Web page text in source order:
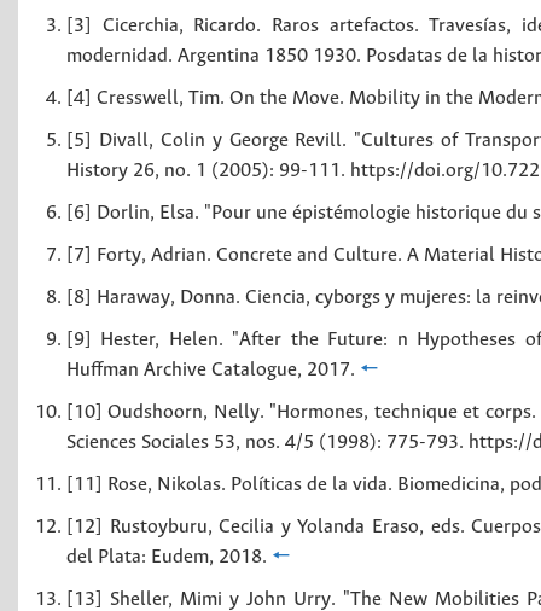
[3] Cicerchia, Ricardo. Raros artefactos.
modernidad. Argentina 1850 1930. Posdatas de la
[4] Cresswell, Tim. On the Move. Mobility in the
[5] Divall, Colin y George Revill. "Cultures of
History 26, no. 1 (2005): 99-111. https://doi.org/
[6] Dorlin, Elsa. "Pour une épistémologie historique du
[7] Forty, Adrian. Concrete and Culture. A Material
[8] Haraway, Donna. Ciencia, cyborgs y mujeres: la
[9] Hester, Helen. "After the Future: n Hypotheses
Huffman Archive Catalogue, 2017. 🠔
[10] Oudshoorn, Nelly. "Hormones, technique et
Sciences Sociales 53, nos. 4/5 (1998): 775-793.
[11] Rose, Nikolas. Políticas de la vida. Biomedicina,
[12] Rustoyburu, Cecilia y Yolanda Eraso, eds.
del Plata: Eudem, 2018. 🠔
[13] Sheller, Mimi y John Urry. "The New Mobilities